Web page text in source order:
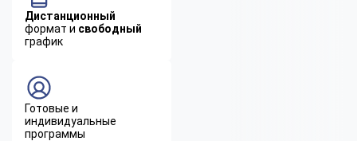
Дистанционный
формат и свободный
график
Готовые и
индивидуальные
программы